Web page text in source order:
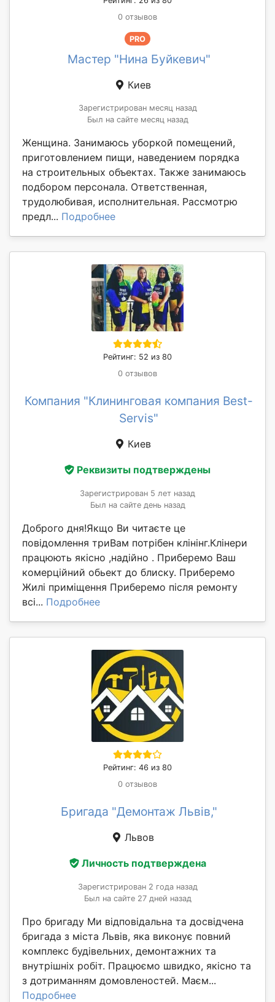
0 отзывов
PRO
Мастер "Нина Буйкевич"
Киев
Зарегистрирован месяц назад
Был на сайте месяц назад
Женщина. Занимаюсь уборкой помещений,
приготовлением пищи, наведением порядка
на строительных объектах. Также занимаюсь
подбором персонала. Ответственная,
трудолюбивая, исполнительная. Рассмотрю
предл... Подробнее
Рейтинг: 52 из 80
0 отзывов
Компания "Клининговая компания Best-
Servis"
Киев
Реквизиты подтверждены
Зарегистрирован 5 лет назад
Был на сайте день назад
Доброго дня!Якщо Ви читаєте це
повідомлення триВам потрібен клінінг.Клінери
працюють якісно ,надійно . Приберемо Ваш
комерційний обьект до блиску. Приберемо
Жилі приміщення Приберемо після ремонту
всі... Подробнее
Рейтинг: 46 из 80
0 отзывов
Бригада "Демонтаж Львів,"
Львов
Личность подтверждена
Зарегистрирован 2 года назад
Был на сайте 27 дней назад
Про бригаду Ми відповідальна та досвідчена
бригада з міста Львів, яка виконує повний
комплекс будівельних, демонтажних та
внутрішніх робіт. Працюємо швидко, якісно та
з дотриманням домовленостей. Маєм...
Подробнее